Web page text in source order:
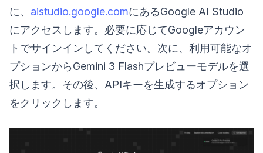
に、 aistudio.google.comにあるGoogle AI Studio
にアクセスします。必要に応じてGoogleアカウン
トでサインインしてください。次に、利用可能なオ
プションからGemini 3 Flashプレビューモデルを選
択します。その後、APIキーを生成するオプション
をクリックします。